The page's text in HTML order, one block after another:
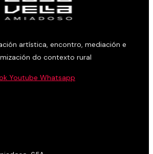
artística, encontro, mediación e
do contexto rural
Youtube Whatsapp